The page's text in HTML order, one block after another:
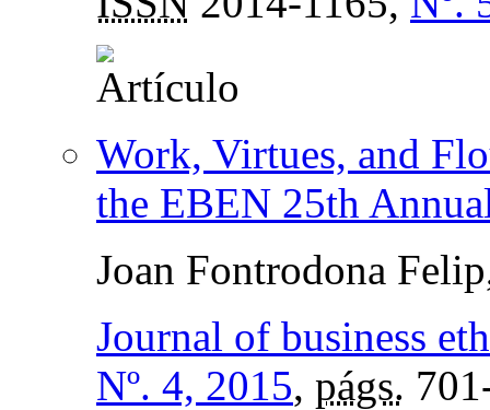
Work, Virtues, and
the EBEN 25th
Joan Fontrodona
Journal of business
Nº. 4, 2015, págs.